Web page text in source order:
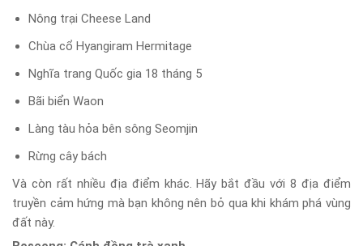
Nông trại Cheese Land
Chùa cổ Hyangiram Hermitage
Nghĩa trang Quốc gia 18 tháng 5
Bãi biển Waon
Làng tàu hỏa bên sông Seomjin
Rừng cây bách
Và còn rất nhiều địa điểm khác. Hãy bắt đầu với 8 địa điểm
truyền cảm hứng mà bạn không nên bỏ qua khi khám phá vùng
đất này.